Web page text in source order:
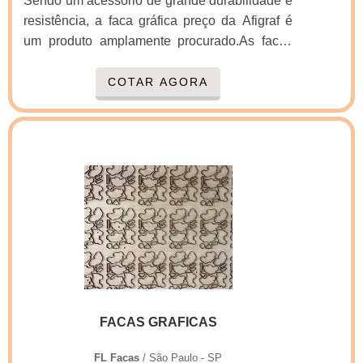
resistência, a faca gráfica preço da Afigraf é
um produto amplamente procurado.As facas
calçado ou bimetal e de aço inteiro ou de um
único tipo de aço.A faca gráfica de aço
calçado é a mais utilizada em guilhotinas
permite ser furada após o tratamento térmico,
além de possibilitar reparos na furação. O seu
custo é menor, pois, o aço nobre é usado
somente na área de corte,.
COTAR AGORA
FACAS GRAFICAS
FL Facas / São Paulo - SP